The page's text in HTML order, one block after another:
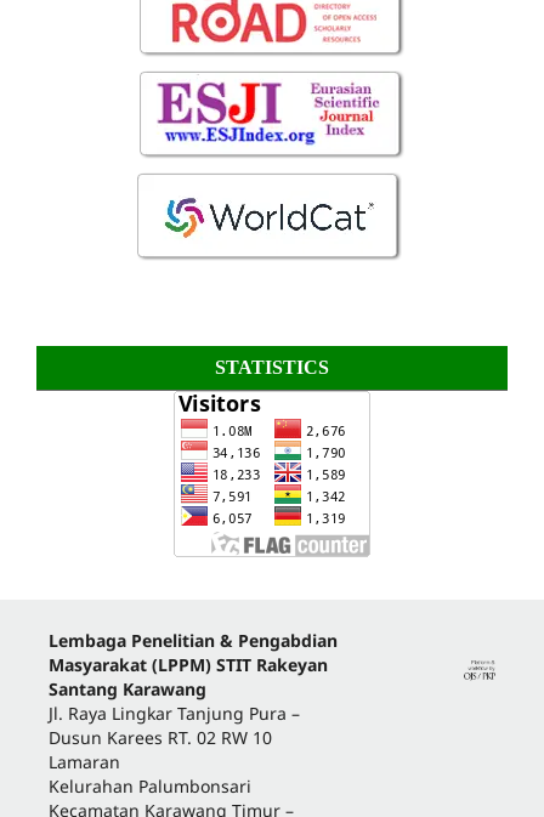
STATISTICS
Lembaga Penelitian & Pengabdian
Masyarakat (LPPM) STIT Rakeyan
Santang Karawang
Jl. Raya Lingkar Tanjung Pura –
Dusun Karees RT. 02 RW 10
Lamaran
Kelurahan Palumbonsari
Kecamatan Karawang Timur –